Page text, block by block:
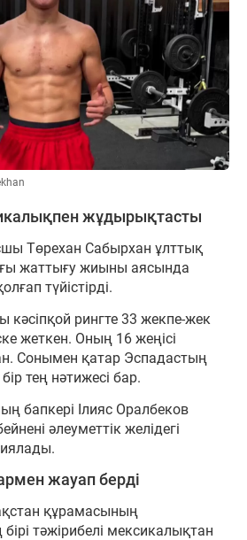
жұдырықтасты
Төрехан Сабырхан ұлттық
жаттығу жиыны аясында
түйістірді.
рингте 33 жекпе-жек
жеткен. Оның 16 жеңісі
Сонымен қатар Эспадастың
тең нәтижесі бар.
бапкері Ілияс Оралбеков
әлеуметтік желідегі
жауап берді
құрамасының
тәжірибелі мексикалықтан